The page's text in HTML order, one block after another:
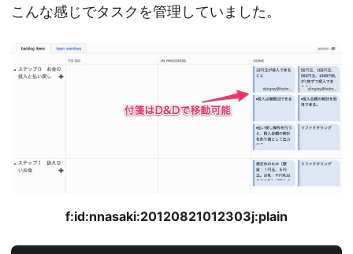
こんな感じでタスクを管理していました。
f:id:nnasaki:20120821012303j:plain